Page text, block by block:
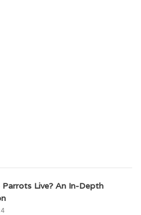
Parrots Live? An In-Depth